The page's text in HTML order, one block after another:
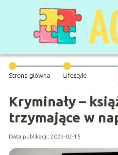
Strona główna Lifestyle
Kryminały –
trzymające w
Data publikacji: 2023-02-15